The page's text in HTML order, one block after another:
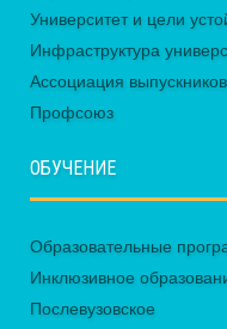
Университет и цели
Инфраструктура
Ассоциация выпускников
Профсоюз
ОБУЧЕНИЕ
Образовательные
Инклюзивное
Послевузовское